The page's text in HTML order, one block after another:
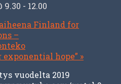
9.30 - 12.00
Finland for
–
exponential hope” »
vuodelta 2019